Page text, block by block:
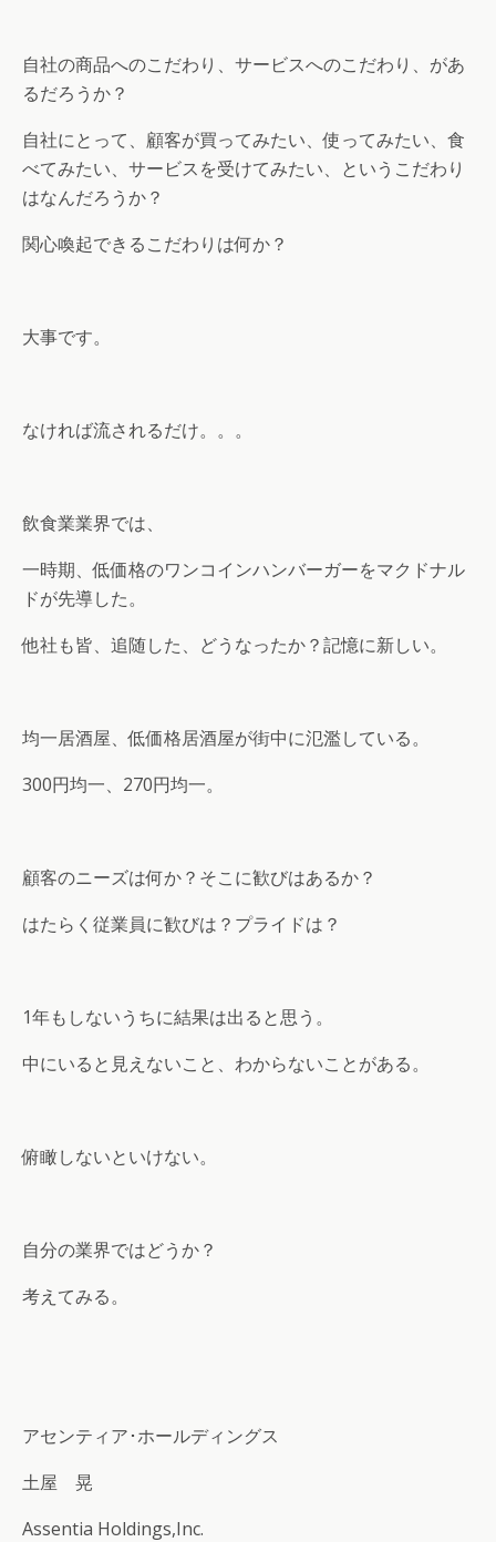
自社の商品へのこだわり、サービスへのこだわり、があ
るだろうか？
自社にとって、顧客が買ってみたい、使ってみたい、食
べてみたい、サービスを受けてみたい、というこだわり
はなんだろうか？
関心喚起できるこだわりは何か？
大事です。
なければ流されるだけ。。。
飲食業業界では、
一時期、低価格のワンコインハンバーガーをマクドナル
ドが先導した。
他社も皆、追随した、どうなったか？記憶に新しい。
均一居酒屋、低価格居酒屋が街中に氾濫している。
300円均一、270円均一。
顧客のニーズは何か？そこに歓びはあるか？
はたらく従業員に歓びは？プライドは？
1年もしないうちに結果は出ると思う。
中にいると見えないこと、わからないことがある。
俯瞰しないといけない。
自分の業界ではどうか？
考えてみる。
アセンティア･ホールディングス
土屋 晃
Assentia Holdings,Inc.